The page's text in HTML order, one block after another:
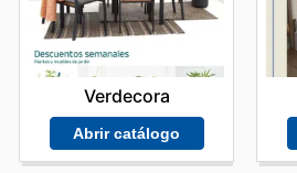
Verdecora
Abrir catálogo